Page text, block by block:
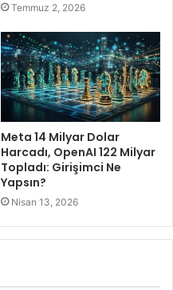
Temmuz 2, 2026
Meta 14 Milyar Dolar
Harcadı, OpenAI 122 Milyar
Topladı: Girişimci Ne
Yapsın?
Nisan 13, 2026